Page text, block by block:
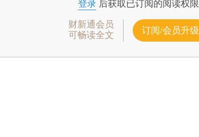
登录后获取已订阅的阅读权限
财新通会员
可畅读全文
订阅/会员升级